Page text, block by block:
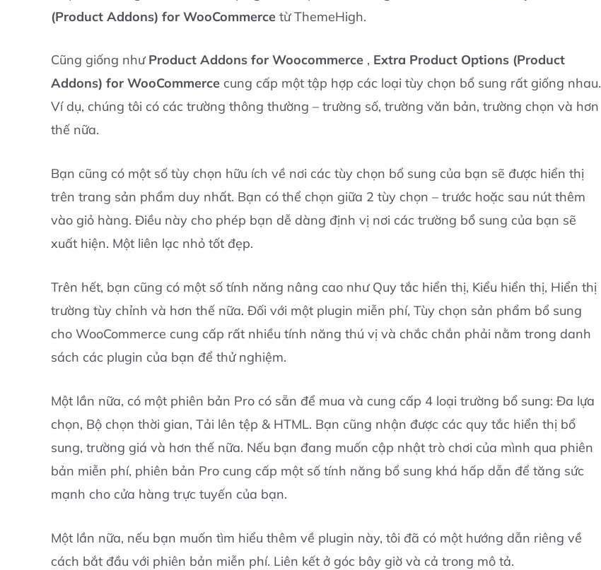
(Product Addons) for WooCommerce từ ThemeHigh.
Cũng giống như Product Addons for Woocommerce , Extra Product Options (Product
Addons) for WooCommerce cung cấp một tập hợp các loại tùy chọn bổ sung rất giống nhau.
Ví dụ, chúng tôi có các trường thông thường – trường số, trường văn bản, trường chọn và hơn
thế nữa.
Bạn cũng có một số tùy chọn hữu ích về nơi các tùy chọn bổ sung của bạn sẽ được hiển thị
trên trang sản phẩm duy nhất. Bạn có thể chọn giữa 2 tùy chọn – trước hoặc sau nút thêm
vào giỏ hàng. Điều này cho phép bạn dễ dàng định vị nơi các trường bổ sung của bạn sẽ
xuất hiện. Một liên lạc nhỏ tốt đẹp.
Trên hết, bạn cũng có một số tính năng nâng cao như Quy tắc hiển thị, Kiểu hiển thị, Hiển thị
trường tùy chỉnh và hơn thế nữa. Đối với một plugin miễn phí, Tùy chọn sản phẩm bổ sung
cho WooCommerce cung cấp rất nhiều tính năng thú vị và chắc chắn phải nằm trong danh
sách các plugin của bạn để thử nghiệm.
Một lần nữa, có một phiên bản Pro có sẵn để mua và cung cấp 4 loại trường bổ sung: Đa lựa
chọn, Bộ chọn thời gian, Tải lên tệp & HTML. Bạn cũng nhận được các quy tắc hiển thị bổ
sung, trường giá và hơn thế nữa. Nếu bạn đang muốn cập nhật trò chơi của mình qua phiên
bản miễn phí, phiên bản Pro cung cấp một số tính năng bổ sung khá hấp dẫn để tăng sức
mạnh cho cửa hàng trực tuyến của bạn.
Một lần nữa, nếu bạn muốn tìm hiểu thêm về plugin này, tôi đã có một hướng dẫn riêng về
cách bắt đầu với phiên bản miễn phí. Liên kết ở góc bây giờ và cả trong mô tả.